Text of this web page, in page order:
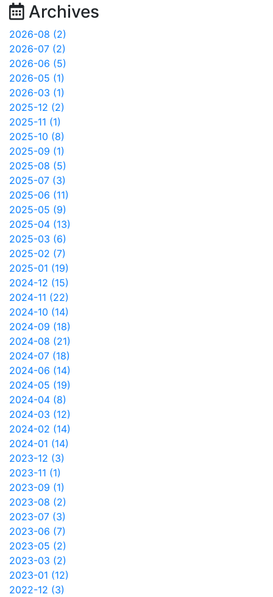
Archives
2026-08 (2)
2026-07 (2)
2026-06 (5)
2026-05 (1)
2026-03 (1)
2025-12 (2)
2025-11 (1)
2025-10 (8)
2025-09 (1)
2025-08 (5)
2025-07 (3)
2025-06 (11)
2025-05 (9)
2025-04 (13)
2025-03 (6)
2025-02 (7)
2025-01 (19)
2024-12 (15)
2024-11 (22)
2024-10 (14)
2024-09 (18)
2024-08 (21)
2024-07 (18)
2024-06 (14)
2024-05 (19)
2024-04 (8)
2024-03 (12)
2024-02 (14)
2024-01 (14)
2023-12 (3)
2023-11 (1)
2023-09 (1)
2023-08 (2)
2023-07 (3)
2023-06 (7)
2023-05 (2)
2023-03 (2)
2023-01 (12)
2022-12 (3)